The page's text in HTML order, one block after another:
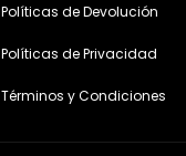
Políticas de Devolución
Políticas de Privacidad
Términos y Condiciones